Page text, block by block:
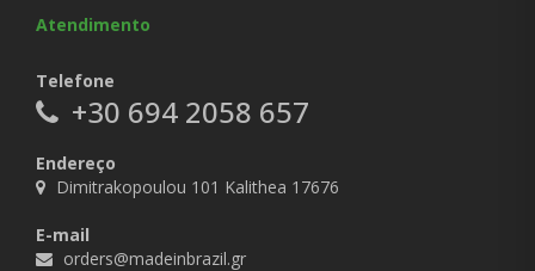
Atendimento
Telefone
+30 694 2058 657
Endereço
Dimitrakopoulou 101 Kalithea 17676
E-mail
orders@madeinbrazil.gr